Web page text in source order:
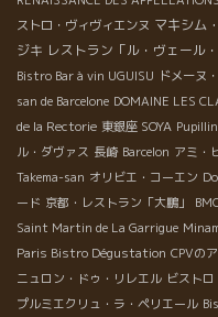
ストロ・ヴィヴィエンヌ マキシム
ジキ レストラン「ル・ヴェール・
Bistro Bar à vin UGUISU ドメーヌ
san de Barcelone DOMAINE LES
de la Rectorie 東銀座 SOYA Pupillin
ル・ダヴァス 長崎 Barcelon アミ・
Takema-san オリビエ・コーエン
ード 京都・レストラン「大鵬」
Saint Martin de La Garrigue
Paris Bistro Dégustation CPVの
ニュロン・ドゥ・リレエル ビスト
プルミエクリュ・ラ・ペリエール